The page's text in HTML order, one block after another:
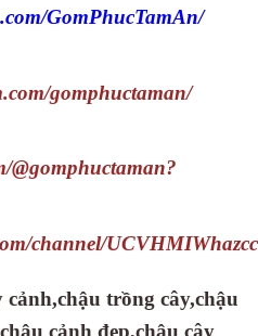
GomPhucTamAn/
gomphuctaman/
@gomphuctaman?
channel/
cảnh,chậu trồng cây,chậu
cảnh đẹp,chậu cây